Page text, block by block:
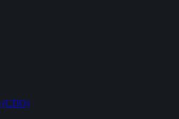
(СПО)